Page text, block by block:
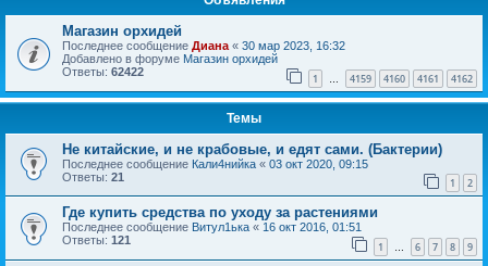
Магазин орхидей
Последнее сообщение Диана « 30 мар 2023, 16:32
Добавлено в форуме Магазин орхидей
Ответы: 62422 1 … 4159 4160 4161 4162
Темы
Не китайские, и не крабовые, и едят сами. (Бактерии)
Последнее сообщение Кали4нийка « 03 окт 2020, 09:15
Ответы: 21 1 2
Где купить средства по уходу за растениями
Последнее сообщение Витул1ька « 16 окт 2016, 01:51
Ответы: 121 1 … 6 7 8 9